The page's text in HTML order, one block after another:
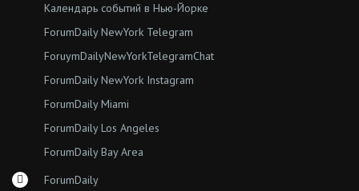
Календарь событий в Нью-Йорке
ForumDaily NewYork Telegram
ForuymDailyNewYorkTelegramChat
ForumDaily NewYork Instagram
ForumDaily Miami
ForumDaily Los Angeles
ForumDaily Bay Area
ForumDaily